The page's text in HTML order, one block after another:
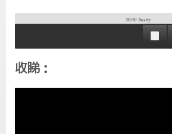
00:00 Ready
收睇：